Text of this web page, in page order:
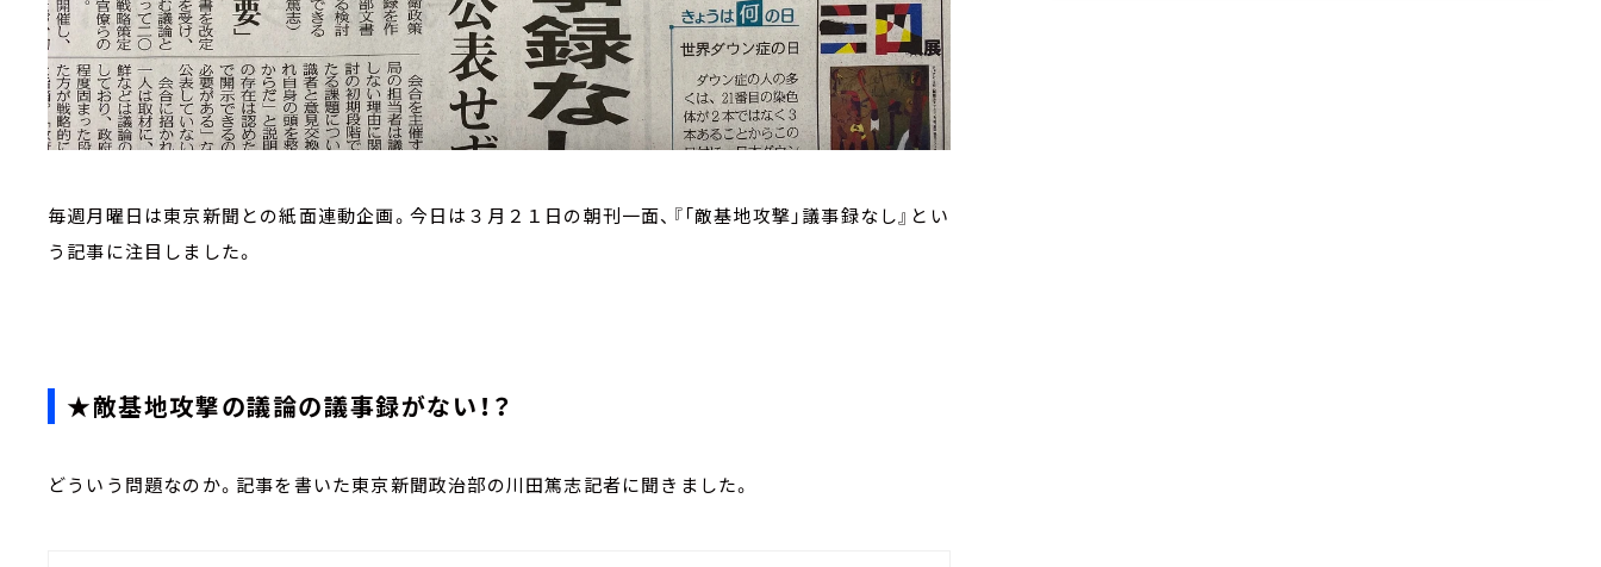
毎週月曜日は東京新聞との紙面連動企画。今日は３月２１日の朝刊一面、『「敵基地攻撃」議事録なし』とい
う記事に注目しました。
★敵基地攻撃の議論の議事録がない！？
どういう問題なのか。記事を書いた東京新聞政治部の川田篤志記者に聞きました。